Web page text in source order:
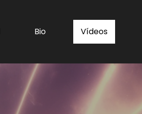
Bio Vídeos